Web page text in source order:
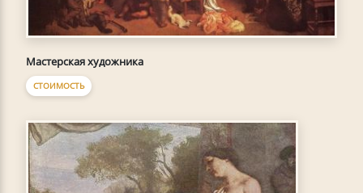
Мастерская художника
СТОИМОСТЬ